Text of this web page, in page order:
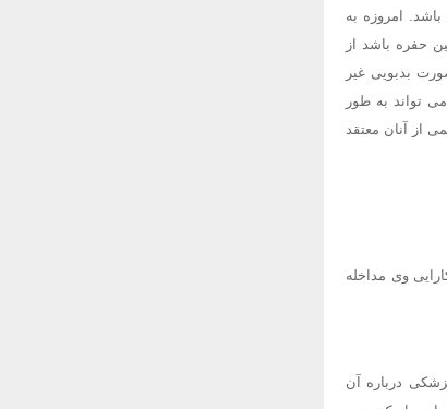
امروزه به
حفره باشد از
بدبویی غیر
تواند به طور
از آنان معتقد
وی مداخله
درباره آن